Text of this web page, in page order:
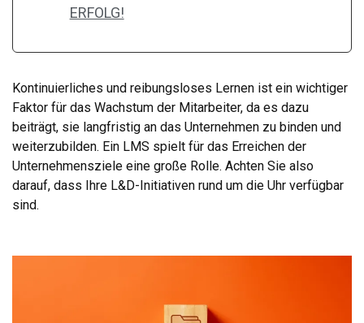
ERFOLG!
Kontinuierliches und reibungsloses Lernen ist ein wichtiger
Faktor für das Wachstum der Mitarbeiter, da es dazu
beiträgt, sie langfristig an das Unternehmen zu binden und
weiterzubilden. Ein LMS spielt für das Erreichen der
Unternehmensziele eine große Rolle. Achten Sie also
darauf, dass Ihre L&D-Initiativen rund um die Uhr verfügbar
sind.